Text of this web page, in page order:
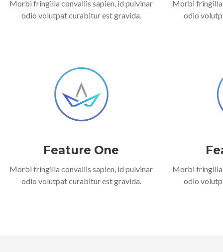
Morbi fringilla convallis sapien, id pulvinar
odio volutpat curabitur est gravida.
Morbi fringilla
odio
Feature One
Morbi fringilla convallis sapien, id pulvinar
odio volutpat curabitur est gravida.
Morbi fringilla
odio